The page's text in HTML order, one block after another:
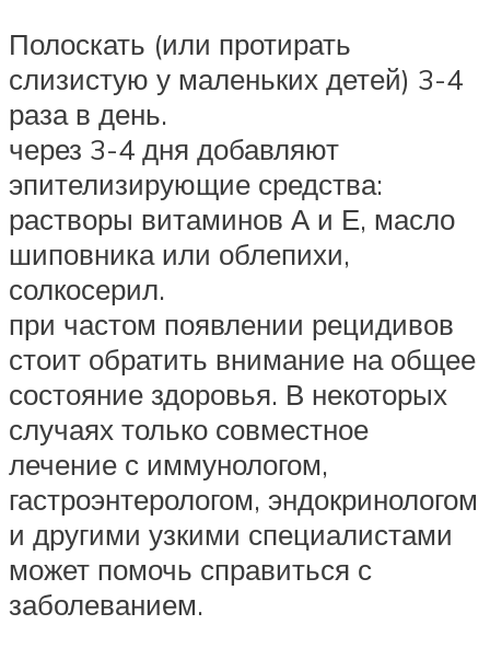
Полоскать (или протирать
слизистую у маленьких детей) 3-4
раза в день.
через 3-4 дня добавляют
эпителизирующие средства:
растворы витаминов А и Е, масло
шиповника или облепихи,
солкосерил.
при частом появлении рецидивов
стоит обратить внимание на общее
состояние здоровья. В некоторых
случаях только совместное
лечение с иммунологом,
гастроэнтерологом, эндокринологом
и другими узкими специалистами
может помочь справиться с
заболеванием.